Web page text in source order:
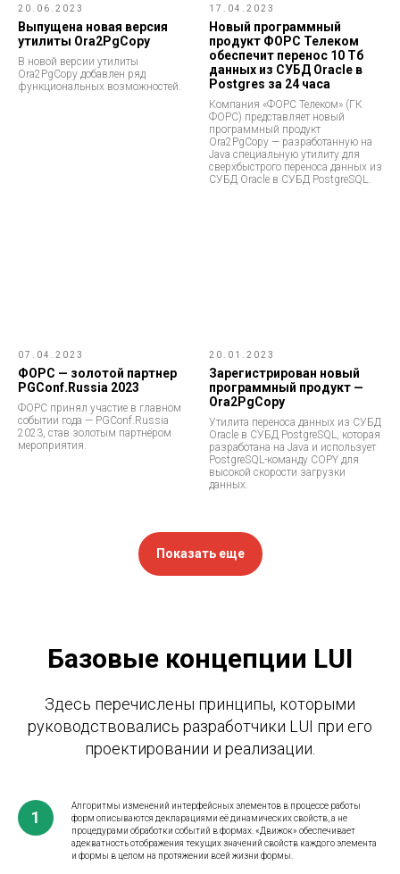
20.06.2023
Выпущена новая версия
утилиты Ora2PgCopy
В новой версии утилиты
Ora2PgCopy добавлен ряд
функциональных возможностей.
17.04.2023
Новый программный
продукт ФОРС Телеком
обеспечит перенос 10 Тб
данных из СУБД Oracle в
Postgres за 24 часа
Компания «ФОРС Телеком» (ГК
ФОРС) представляет новый
программный продукт
Ora2PgCopy — разработанную на
Java специальную утилиту для
сверхбыстрого переноса данных из
СУБД Oracle в СУБД PostgreSQL.
07.04.2023
ФОРС — золотой партнер
PGConf.Russia 2023
ФОРС принял участие в главном
событии года — PGConf.Russia
2023, став золотым партнёром
мероприятия.
20.01.2023
Зарегистрирован новый
программный продукт —
Ora2PgCopy
Утилита переноса данных из СУБД
Oracle в СУБД PostgreSQL, которая
разработана на Java и использует
PostgreSQL-команду COPY для
высокой скорости загрузки
данных.
Показать еще
Базовые концепции LUI
Здесь перечислены принципы, которыми
руководствовались разработчики LUI при его
проектировании и реализации.
Алгоритмы изменений интерфейсных элементов в процессе работы
форм описываются декларациями её динамических свойств, а не
процедурами обработки событий в формах. «Движок» обеспечивает
адекватность отображения текущих значений свойств каждого элемента
и формы в целом на протяжении всей жизни формы.